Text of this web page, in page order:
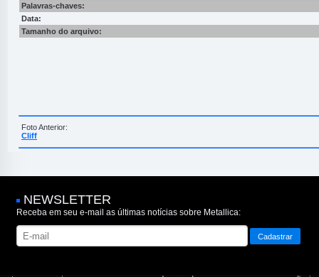
Palavras-chaves:
Data:
Tamanho do arquivo:
Foto Anterior:
Cliff
NEWSLETTER
Receba em seu e-mail as últimas notícias sobre Metallica: